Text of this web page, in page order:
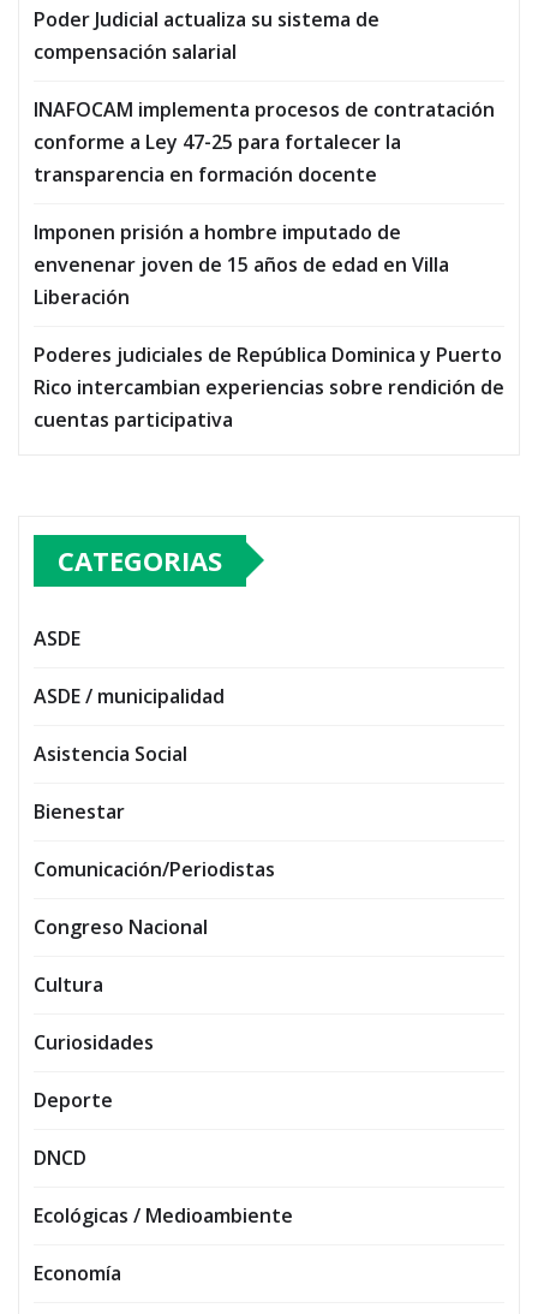
Poder Judicial actualiza su sistema de
compensación salarial
INAFOCAM implementa procesos de contratación
conforme a Ley 47-25 para fortalecer la
transparencia en formación docente
Imponen prisión a hombre imputado de
envenenar joven de 15 años de edad en Villa
Liberación
Poderes judiciales de República Dominica y Puerto
Rico intercambian experiencias sobre rendición de
cuentas participativa
CATEGORIAS
ASDE
ASDE / municipalidad
Asistencia Social
Bienestar
Comunicación/Periodistas
Congreso Nacional
Cultura
Curiosidades
Deporte
DNCD
Ecológicas / Medioambiente
Economía